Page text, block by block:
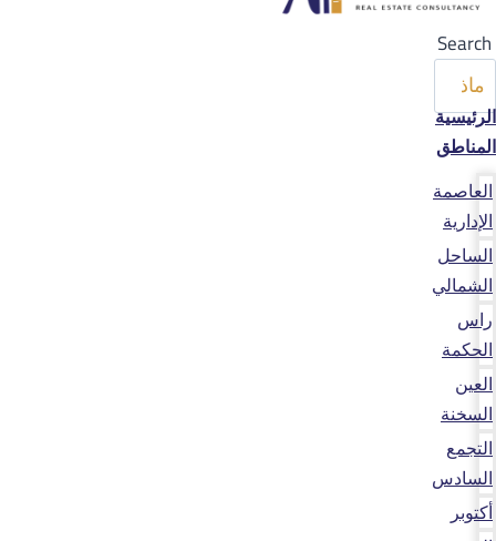
Search
الرئيسية
المناطق
العاصمة
الإدارية
الساحل
الشمالي
راس
الحكمة
العين
السخنة
التجمع
السادس
أكتوبر